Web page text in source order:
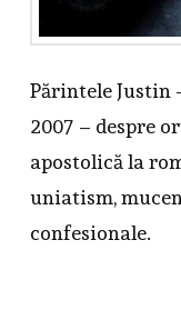
Părintele
2007 – despre
apostolică la
uniatism,
confesionale.